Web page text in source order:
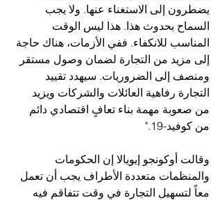
يضطرون إلى الاستغناء عنها. ولا يجب
السماح بحدوث هذا. هذا ليس الوقت
المناسب للانكفاء. ففي الأزمات، هناك حاجة
إلى مزيد من التجارة لضمان وصول مستقر
ومنصف إلى الضروريات. سيهدد تقييد
التجارة رفاهية العائلات والشركات ويزيد
من صعوبة مهمة بناء تعافٍ اقتصادي دائم
من كوفيد-19."
وقالت أوكونجو إيويالا إن الحكومات
والمنظمات متعددة الأطراف يجب أن تعمل
معاً لتسهيل التجارة في وقت تتفاقم فيه